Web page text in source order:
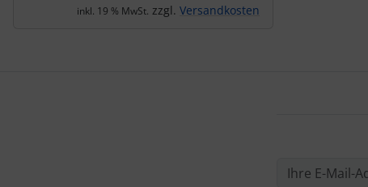
inkl. 19 % MwSt. zzgl. Versandkosten